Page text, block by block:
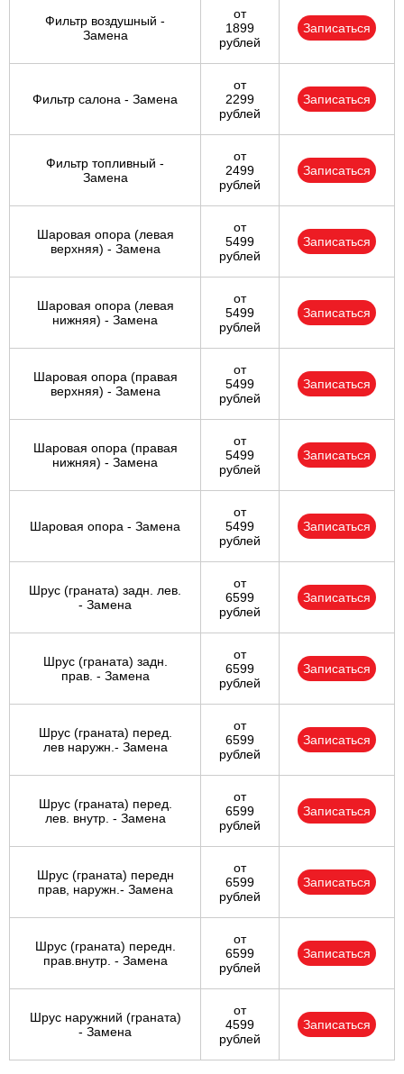
Фильтр воздушный -
Замена
от
1899
рублей
Записаться
Фильтр салона - Замена
от
2299
рублей
Записаться
Фильтр топливный -
Замена
от
2499
рублей
Записаться
Шаровая опора (левая
верхняя) - Замена
от
5499
рублей
Записаться
Шаровая опора (левая
нижняя) - Замена
от
5499
рублей
Записаться
Шаровая опора (правая
верхняя) - Замена
от
5499
рублей
Записаться
Шаровая опора (правая
нижняя) - Замена
от
5499
рублей
Записаться
Шаровая опора - Замена
от
5499
рублей
Записаться
Шрус (граната) задн. лев.
- Замена
от
6599
рублей
Записаться
Шрус (граната) задн.
прав. - Замена
от
6599
рублей
Записаться
Шрус (граната) перед.
лев наружн.- Замена
от
6599
рублей
Записаться
Шрус (граната) перед.
лев. внутр. - Замена
от
6599
рублей
Записаться
Шрус (граната) передн
прав, наружн.- Замена
от
6599
рублей
Записаться
Шрус (граната) передн.
прав.внутр. - Замена
от
6599
рублей
Записаться
Шрус наружний (граната)
- Замена
от
4599
рублей
Записаться